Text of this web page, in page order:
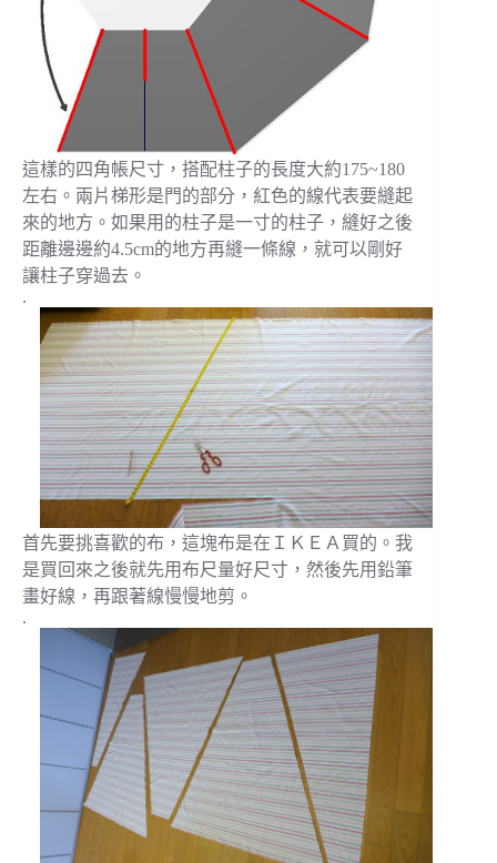
這樣的四角帳尺寸，搭配柱子的長度大約175~180
左右。兩片梯形是門的部分，紅色的線代表要縫起
來的地方。如果用的柱子是一寸的柱子，縫好之後
距離邊邊約4.5cm的地方再縫一條線，就可以剛好
讓柱子穿過去。
.
首先要挑喜歡的布，這塊布是在ＩＫＥＡ買的。我
是買回來之後就先用布尺量好尺寸，然後先用鉛筆
畫好線，再跟著線慢慢地剪。
.